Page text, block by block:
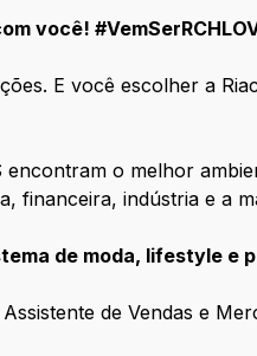
você!
E você escolher a
encontram o melhor
financeira, indústria e a
de moda, lifestyle e
de Vendas e